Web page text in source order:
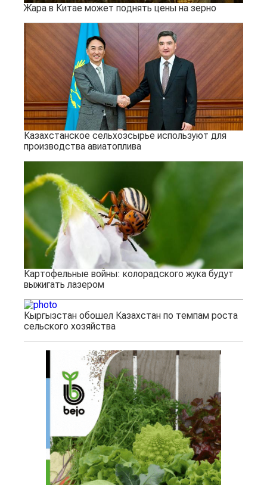
Жара в Китае может поднять цены на зерно
Казахстанское сельхозсырье используют для
производства авиатоплива
Картофельные войны: колорадского жука будут
выжигать лазером
Кыргызстан обошел Казахстан по темпам роста
сельского хозяйства